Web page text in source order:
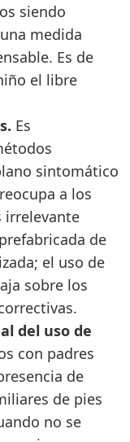
siendo
medida
Es de
el libre
Es
sintomático
a los
irrelevante
de
el uso de
sobre los
del uso de
con padres
de
de pies
no se